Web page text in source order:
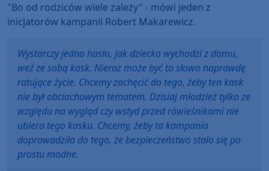
"Bo od rodziców wiele zależy" - mówi jeden z
inicjatorów kampanii Robert Makarewicz.
Wystarczy jedno hasło, jak dziecko wychodzi z domu,
weź ze sobą kask. Nieraz może być to słowo naprawdę
ratujące życie. Chcemy zachęcić do tego, żeby ten kask
nie był obciachowym tematem. Dzisiaj młodzież tylko ze
względu na wygląd czy wstyd przed rówieśnikami nie
ubiera tego kasku. Chcemy, żeby ta kampania
doprowadziła do tego, że bezpieczeństwo stało się po
prostu modne.